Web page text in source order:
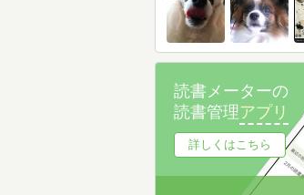
読書メーターの
読書管理アプリ
詳しくはこちら